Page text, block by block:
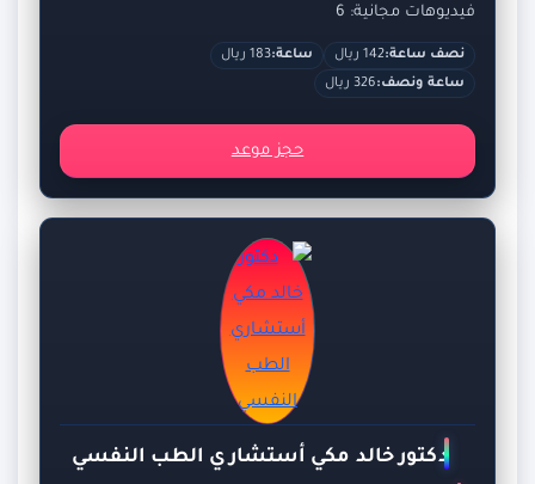
فيديوهات مجانية: 6
نصف ساعة:142 ريال ساعة:183 ريال
ساعة ونصف:326 ريال
حجز موعد
دكتور خالد مكي أستشاري الطب النفسي